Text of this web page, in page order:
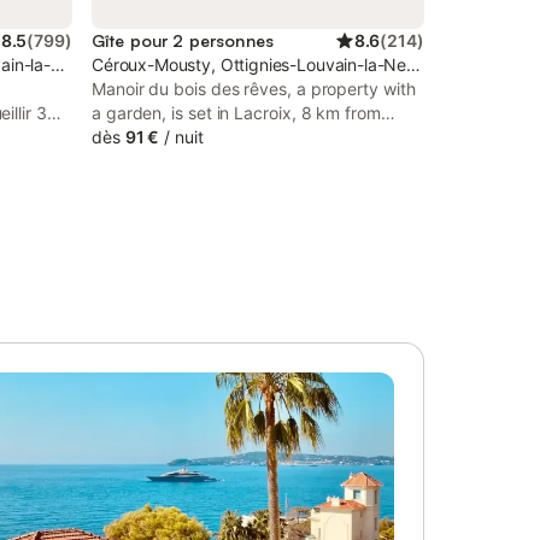
8.5(799)
la-Neuve
3
départ
400 m
et
Gîte pour 2 personnes 8.6(214)
Céroux-Mousty, Ottignies-Louvain-la-Neuve
Manoir du bois des rêves, a property with
a garden, is set in Lacroix, 8 km from
Walibi Belgium, 13 km from Genval Lake,
dès 91 € / nuit